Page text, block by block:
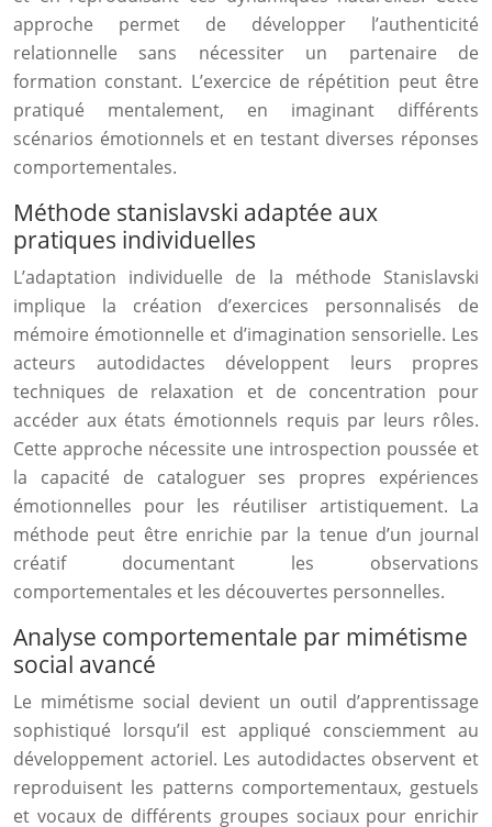
approche permet de développer l’authenticité
relationnelle sans nécessiter un partenaire de
formation constant. L’exercice de répétition peut être
pratiqué mentalement, en imaginant différents
scénarios émotionnels et en testant diverses réponses
comportementales.
Méthode stanislavski adaptée aux
pratiques individuelles
L’adaptation individuelle de la méthode Stanislavski
implique la création d’exercices personnalisés de
mémoire émotionnelle et d’imagination sensorielle. Les
acteurs autodidactes développent leurs propres
techniques de relaxation et de concentration pour
accéder aux états émotionnels requis par leurs rôles.
Cette approche nécessite une introspection poussée et
la capacité de cataloguer ses propres expériences
émotionnelles pour les réutiliser artistiquement. La
méthode peut être enrichie par la tenue d’un journal
créatif documentant les observations
comportementales et les découvertes personnelles.
Analyse comportementale par mimétisme
social avancé
Le mimétisme social devient un outil d’apprentissage
sophistiqué lorsqu’il est appliqué consciemment au
développement actoriel. Les autodidactes observent et
reproduisent les patterns comportementaux, gestuels
et vocaux de différents groupes sociaux pour enrichir